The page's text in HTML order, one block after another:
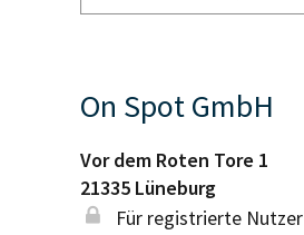
On Spot GmbH
Vor dem Roten Tore 1
21335 Lüneburg
Für registrierte Nutzer